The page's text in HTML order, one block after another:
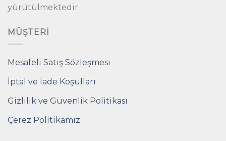
yürütülmektedir.
MÜŞTERI
Mesafeli Satış Sözleşmesi
İptal ve İade Koşulları
Gizlilik ve Güvenlik Politikası
Çerez Politikamız